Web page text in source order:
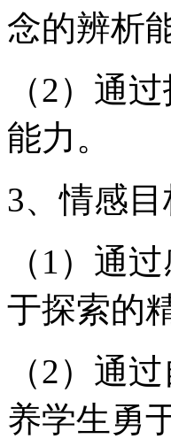
念的辨析
（2）通
能力。
3、情感目
（1）通
于探索的
（2）通
养学生勇